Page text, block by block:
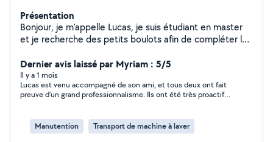
Présentation
Bonjour, je m'appelle Lucas, je suis étudiant en master
et je recherche des petits boulots afin de compléter les
quelles soient physiques (jardinage, ménage,
déménagement, montage de meuble) ou autres (garde
d'enfants, d'animaux). Je suis très motivé, sérieux et
honnête, le travail sera fait efficacement avec brio.
Dernier avis laissé par Myriam : 5/5
Il y a 1 mois
Lucas est venu accompagné de son ami, et tous deux ont fait
preuve d’un grand professionnalisme. Ils ont été très proactifs,
rendez-vous en avance, ce qui a été particulièrement
appréciable. Tous les deux se sont montrés très bienveillants,
Manutention Transport de machine à laver